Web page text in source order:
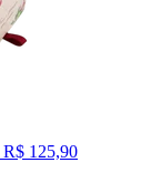
R$ 125,90